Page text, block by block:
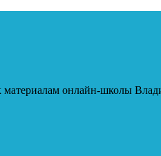
материалам онлайн-школы